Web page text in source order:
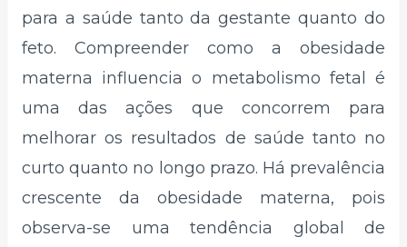
para a saúde tanto da gestante quanto do
feto. Compreender como a obesidade
materna influencia o metabolismo fetal é
uma das ações que concorrem para
melhorar os resultados de saúde tanto no
curto quanto no longo prazo. Há prevalência
crescente da obesidade materna, pois
observa-se uma tendência global de